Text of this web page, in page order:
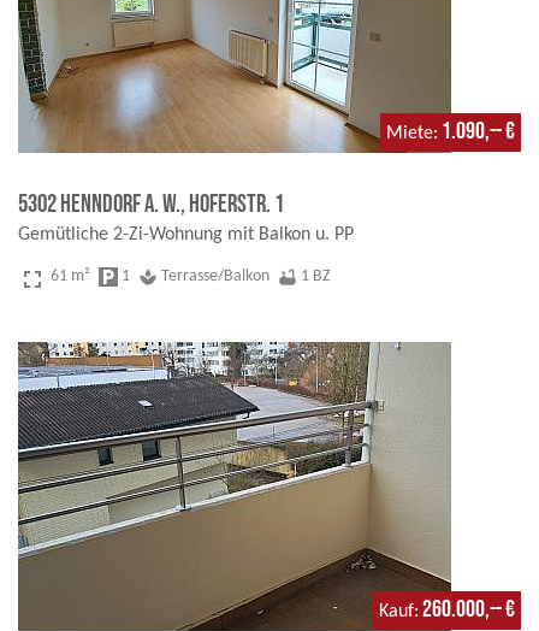
Miete 1.090,-- €
5302 Henndorf a. W., Hoferstr. 1
Gemütliche 2-Zi-Wohnung mit Balkon u. PP
fullscreen 61 m² local_parking 1 spa Terrasse/Balkon bathtub 1 BZ
Kauf 260.000,-- €